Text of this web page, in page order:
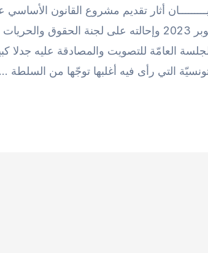
إلى البرلمان التونسي بتاريخ 12 أكتوبر 2023 وإحالته على لجنة
العامّة للتصويت والمصادقة عليه جدلا
التي رأى فيه أغلبها توجّها من السلطة …